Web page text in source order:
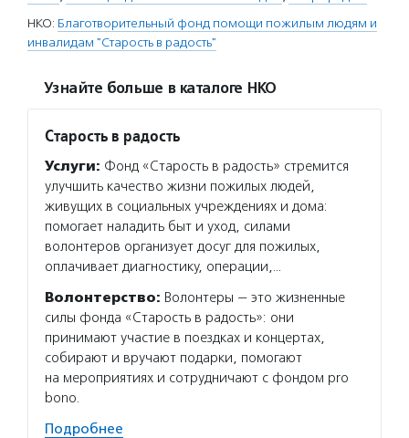
НКО: Благотворительный фонд помощи пожилым людям и
инвалидам "Старость в радость"
Узнайте больше в каталоге НКО
Старость в радость
Услуги: Фонд «Старость в радость» стремится
улучшить качество жизни пожилых людей,
живущих в социальных учреждениях и дома:
помогает наладить быт и уход, силами
волонтеров организует досуг для пожилых,
оплачивает диагностику, операции,…
Волонтерство: Волонтеры — это жизненные
силы фонда «Старость в радость»: они
принимают участие в поездках и концертах,
собирают и вручают подарки, помогают
на мероприятиях и сотрудничают с фондом pro
bono.
Подробнее